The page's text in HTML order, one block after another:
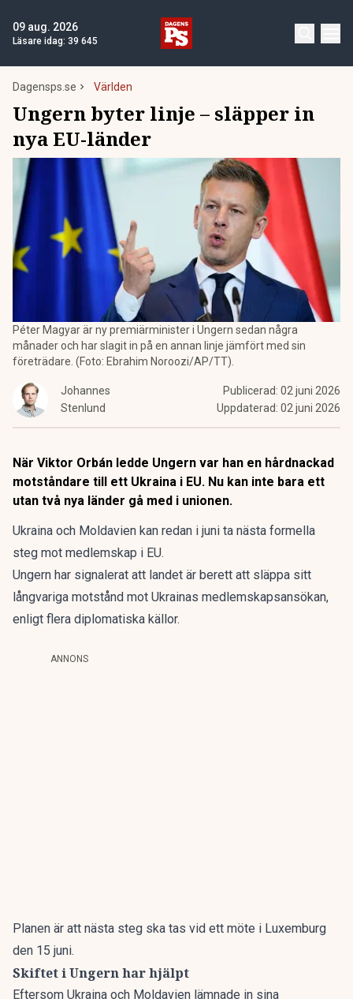
09 aug. 2026
Läsare idag: 39 645
Dagensps.se Världen
Ungern byter linje – släpper in
nya EU-länder
Péter Magyar är ny premiärminister i Ungern sedan några
månader och har slagit in på en annan linje jämfört med sin
företrädare. (Foto: Ebrahim Noroozi/AP/TT).
Johannes
Stenlund
Publicerad: 02 juni 2026
Uppdaterad: 02 juni 2026
När Viktor Orbán ledde Ungern var han en hårdnackad
motståndare till ett Ukraina i EU. Nu kan inte bara ett
utan två nya länder gå med i unionen.
Ukraina och Moldavien kan redan i juni ta nästa formella
steg mot medlemskap i EU.
Ungern har signalerat att landet är berett att släppa sitt
långvariga motstånd mot Ukrainas medlemskapsansökan,
enligt flera diplomatiska källor.
ANNONS
Planen är att nästa steg ska tas vid ett möte i Luxemburg
den 15 juni.
Skiftet i Ungern har hjälpt
Eftersom Ukraina och Moldavien lämnade in sina